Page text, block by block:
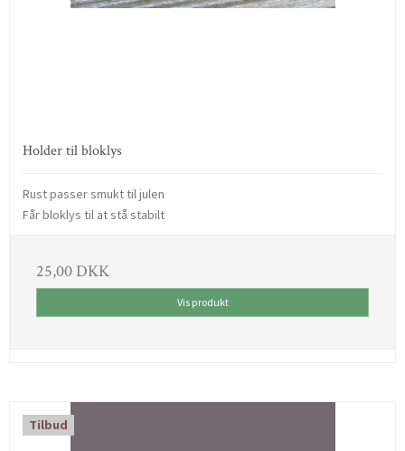
Holder til bloklys
Rust passer smukt til julen
Får bloklys til at stå stabilt
25,00 DKK
Vis produkt
Tilbud